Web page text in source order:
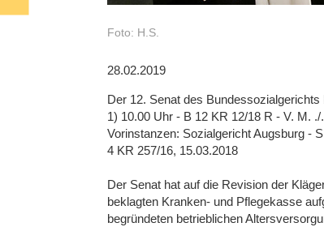
Foto: H.S.
28.02.2019
Der 12. Senat des
1) 10.00 Uhr - B 12 KR 12/18 R - V. M.
Vorinstanzen: Sozialgericht Augsburg -
4 KR 257/16, 15.03.2018
Der Senat hat auf die Revision der
beklagten Kranken- und Pflegekasse
begründeten betrieblichen